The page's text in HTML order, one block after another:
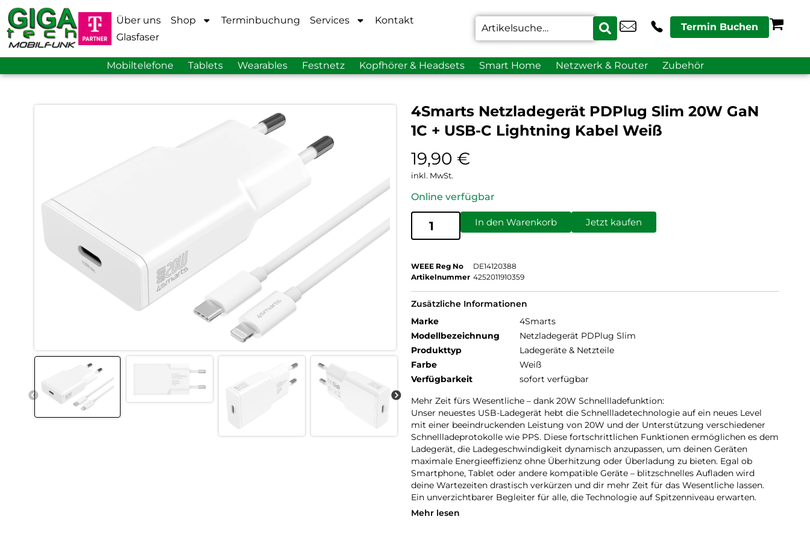
Über uns Shop Terminbuchung Services
Kontakt
Glasfaser
Termin Buchen
Mobiltelefone Tablets Wearables Festnetz Kopfhörer & Headsets Smart Home Netzwerk & Router Zubehör
4Smarts Netzladegerät PDPlug Slim 20W GaN
1C + USB-C Lightning Kabel Weiß
19,90 €
inkl. MwSt.
Online verfügbar
In den Warenkorb Jetzt kaufen
WEEE Reg No
DE14120388
Artikelnummer 4252011910359
Zusätzliche Informationen
Marke
4Smarts
Modellbezeichnung
Netzladegerät PDPlug Slim
Produkttyp
Ladegeräte & Netzteile
Farbe
Weiß
Verfügbarkeit
sofort verfügbar
Mehr Zeit fürs Wesentliche – dank 20W Schnellladefunktion:
Unser neuestes USB-Ladegerät hebt die Schnellladetechnologie auf ein neues Level
mit einer beeindruckenden Leistung von 20W und der Unterstützung verschiedener
Schnellladeprotokolle wie PPS. Diese fortschrittlichen Funktionen ermöglichen es dem
Ladegerät, die Ladegeschwindigkeit dynamisch anzupassen, um deinen Geräten
maximale Energieeffizienz ohne Überhitzung oder Überladung zu bieten. Egal ob
Smartphone, Tablet oder andere kompatible Geräte – blitzschnelles Aufladen wird
deine Wartezeiten drastisch verkürzen und dir mehr Zeit für das Wesentliche lassen.
Ein unverzichtbarer Begleiter für alle, die Technologie auf Spitzenniveau erwarten.
Modernes Design trifft modernen Lifestyle:
Mehr lesen